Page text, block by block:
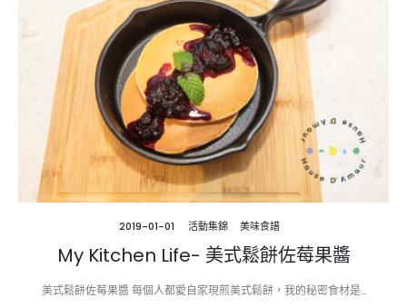
2019-01-01 活動集錦 美味食譜
My Kitchen Life- 美式鬆餅佐莓果醬
美式鬆餅佐莓果醬 每個人都愛自家現煎美式鬆餅，我的秘密食材是…